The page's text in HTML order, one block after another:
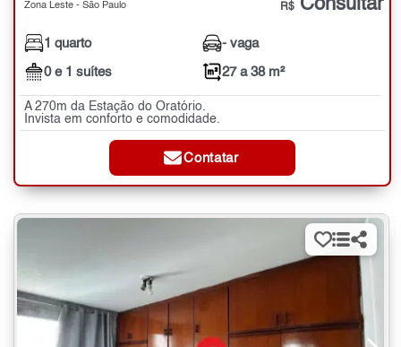
Zona Leste - São Paulo R$ Consultar
1 quarto
0 e 1 suítes
- vaga
27 a 38 m²
A 270m da Estação do Oratório.
Invista em conforto e comodidade.
Contatar